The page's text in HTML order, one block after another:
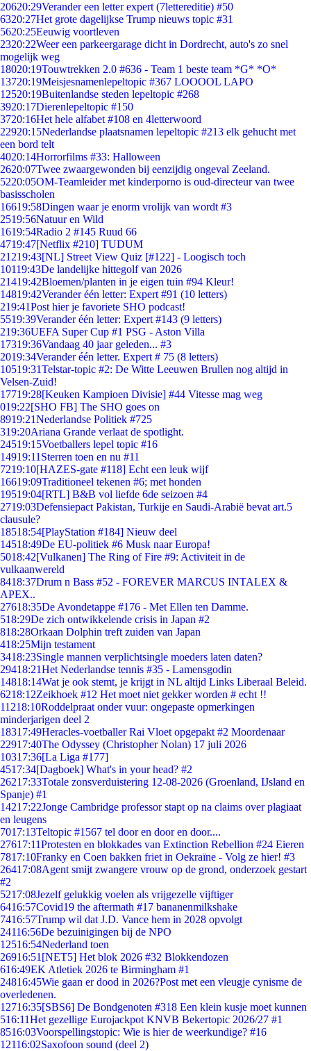
20620:29Verander een letter expert (7lettereditie) #50
6320:27Het grote dagelijkse Trump nieuws topic #31
5620:25Eeuwig voortleven
2320:22Weer een parkeergarage dicht in Dordrecht, auto's zo snel
mogelijk weg
18020:19Touwtrekken 2.0 #636 - Team 1 beste team *G* *O*
13720:19Meisjesnamenlepeltopic #367 LOOOOL LAPO
12520:19Buitenlandse steden lepeltopic #268
3920:17Dierenlepeltopic #150
3720:16Het hele alfabet #108 en 4letterwoord
22920:15Nederlandse plaatsnamen lepeltopic #213 elk gehucht met
een bord telt
4020:14Horrorfilms #33: Halloween
2620:07Twee zwaargewonden bij eenzijdig ongeval Zeeland.
5220:05OM-Teamleider met kinderporno is oud-directeur van twee
basisscholen
16619:58Dingen waar je enorm vrolijk van wordt #3
2519:56Natuur en Wild
1619:54Radio 2 #145 Ruud 66
4719:47[Netflix #210] TUDUM
21219:43[NL] Street View Quiz [#122] - Loogisch toch
10119:43De landelijke hittegolf van 2026
21419:42Bloemen/planten in je eigen tuin #94 Kleur!
14819:42Verander één letter: Expert #91 (10 letters)
219:41Post hier je favoriete SHO podcast!
5519:39Verander één letter: Expert #143 (9 letters)
219:36UEFA Super Cup #1 PSG - Aston Villa
17319:36Vandaag 40 jaar geleden... #3
2019:34Verander één letter. Expert # 75 (8 letters)
10519:31Telstar-topic #2: De Witte Leeuwen Brullen nog altijd in
Velsen-Zuid!
17719:28[Keuken Kampioen Divisie] #44 Vitesse mag weg
019:22[SHO FB] The SHO goes on
8919:21Nederlandse Politiek #725
319:20Ariana Grande verlaat de spotlight.
24519:15Voetballers lepel topic #16
14919:11 Sterren toen en nu #11
7219:10[HAZES-gate #118] Echt een leuk wijf
16619:09Traditioneel tekenen #6; met honden
19519:04[RTL] B&B vol liefde 6de seizoen #4
2719:03Defensiepact Pakistan, Turkije en Saudi-Arabië bevat art.5
clausule?
18518:54[PlayStation #184] Nieuw deel
14518:49De EU-politiek #6 Musk naar Europa!
5018:42[Vulkanen] The Ring of Fire #9: Activiteit in de
vulkaanwereld
8418:37Drum n Bass #52 - FOREVER MARCUS INTALEX &
APEX..
27618:35De Avondetappe #176 - Met Ellen ten Damme.
518:29De zich ontwikkelende crisis in Japan #2
818:28Orkaan Dolphin treft zuiden van Japan
418:25Mijn testament
3418:23Single mannen verplichtsingle moeders laten daten?
29418:21Het Nederlandse tennis #35 - Lamensgodin
14818:14Wat je ook stemt, je krijgt in NL altijd Links Liberaal Beleid.
6218:12Zeikhoek #12 Het moet niet gekker worden # echt !!
11218:10Roddelpraat onder vuur: ongepaste opmerkingen
minderjarigen deel 2
18317:49Heracles-voetballer Rai Vloet opgepakt #2 Moordenaar
22917:40The Odyssey (Christopher Nolan) 17 juli 2026
10317:36[La Liga #177]
4517:34[Dagboek] What's in your head? #2
26217:33Totale zonsverduistering 12-08-2026 (Groenland, IJsland en
Spanje) #1
14217:22Jonge Cambridge professor stapt op na claims over plagiaat
en leugens
7017:13Teltopic #1567 tel door en door en door....
27617:11Protesten en blokkades van Extinction Rebellion #24 Eieren
7817:10Franky en Coen bakken friet in Oekraïne - Volg ze hier! #3
26417:08Agent smijt zwangere vrouw op de grond, onderzoek gestart
#2
5217:08Jezelf gelukkig voelen als vrijgezelle vijftiger
6416:57Covid19 the aftermath #17 bananenmilkshake
7416:57Trump wil dat J.D. Vance hem in 2028 opvolgt
24116:56De bezuinigingen bij de NPO
12516:54Nederland toen
26916:51 [NET5] Het blok 2026 #32 Blokkendozen
616:49EK Atletiek 2026 te Birmingham #1
24816:45Wie gaan er dood in 2026?Post met een vleugje cynisme de
overledenen.
12716:35[SBS6] De Bondgenoten #318 Een klein kusje moet kunnen
516:11Het gezellige Eurojackpot KNVB Bekertopic 2026/27 #1
8516:03Voorspellingstopic: Wie is hier de weerkundige? #16
12116:02Saxofoon sound (deel 2)